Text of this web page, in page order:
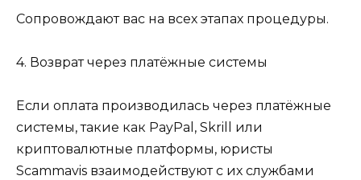
Сопровождают вас на всех этапах процедуры.
4. Возврат через платёжные системы
Если оплата производилась через платёжные
системы, такие как PayPal, Skrill или
криптовалютные платформы, юристы
Scammavis взаимодействуют с их службами